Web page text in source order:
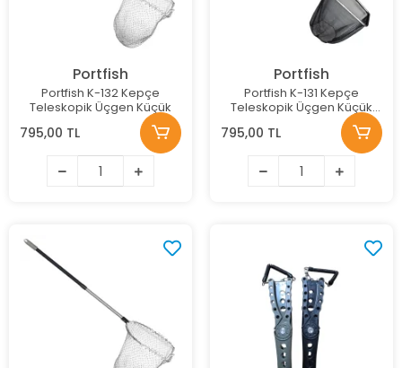
Portfish
Portfish K-132 Kepçe
Teleskopik Üçgen Küçük
795,00 TL
Portfish
Portfish K-131 Kepçe
Teleskopik Üçgen Küçük
795,00 TL